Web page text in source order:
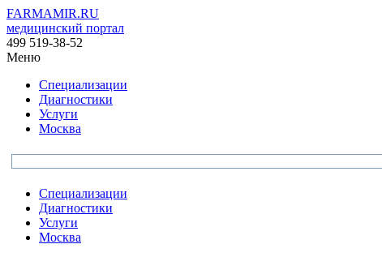
FARMAMIR.RU
медицинский портал
499 519-38-52
Меню
Специализации
Диагностики
Услуги
Москва
Специализации
Диагностики
Услуги
Москва